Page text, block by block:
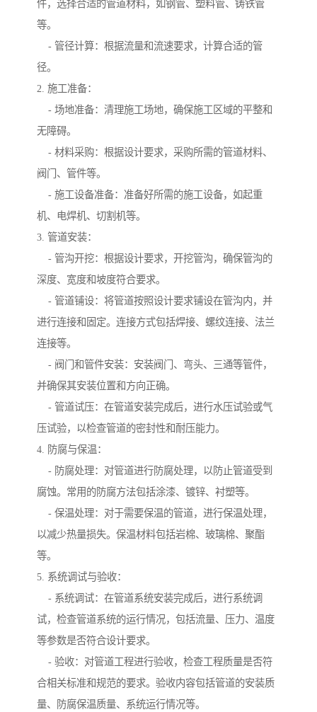
件，选择合适的管道材料，如钢管、塑料管、铸铁管
等。
- 管径计算：根据流量和流速要求，计算合适的管
径。
2. 施工准备：
- 场地准备：清理施工场地，确保施工区域的平整和
无障碍。
- 材料采购：根据设计要求，采购所需的管道材料、
阀门、管件等。
- 施工设备准备：准备好所需的施工设备，如起重
机、电焊机、切割机等。
3. 管道安装：
- 管沟开挖：根据设计要求，开挖管沟，确保管沟的
深度、宽度和坡度符合要求。
- 管道铺设：将管道按照设计要求铺设在管沟内，并
进行连接和固定。连接方式包括焊接、螺纹连接、法兰
连接等。
- 阀门和管件安装：安装阀门、弯头、三通等管件，
并确保其安装位置和方向正确。
- 管道试压：在管道安装完成后，进行水压试验或气
压试验，以检查管道的密封性和耐压能力。
4. 防腐与保温：
- 防腐处理：对管道进行防腐处理，以防止管道受到
腐蚀。常用的防腐方法包括涂漆、镀锌、衬塑等。
- 保温处理：对于需要保温的管道，进行保温处理，
以减少热量损失。保温材料包括岩棉、玻璃棉、聚酯
等。
5. 系统调试与验收：
- 系统调试：在管道系统安装完成后，进行系统调
试，检查管道系统的运行情况，包括流量、压力、温度
等参数是否符合设计要求。
- 验收：对管道工程进行验收，检查工程质量是否符
合相关标准和规范的要求。验收内容包括管道的安装质
量、防腐保温质量、系统运行情况等。